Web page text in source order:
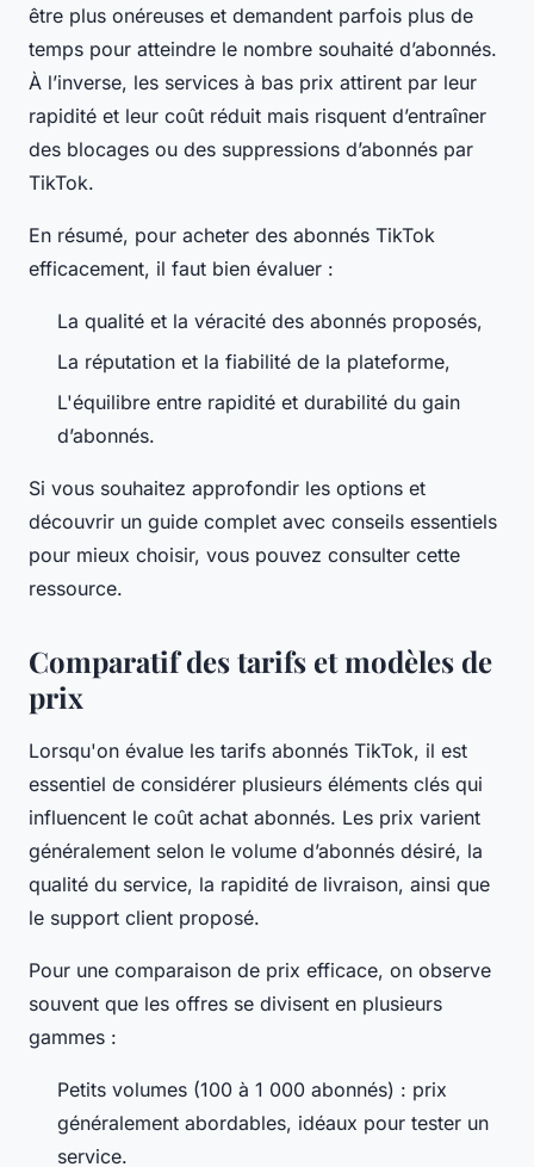
être plus onéreuses et demandent parfois plus de
temps pour atteindre le nombre souhaité d’abonnés.
À l’inverse, les services à bas prix attirent par leur
rapidité et leur coût réduit mais risquent d’entraîner
des blocages ou des suppressions d’abonnés par
TikTok.
En résumé, pour acheter des abonnés TikTok
efficacement, il faut bien évaluer :
La qualité et la véracité des abonnés proposés,
La réputation et la fiabilité de la plateforme,
L'équilibre entre rapidité et durabilité du gain
d’abonnés.
Si vous souhaitez approfondir les options et
découvrir un guide complet avec conseils essentiels
pour mieux choisir, vous pouvez consulter cette
ressource.
Comparatif des tarifs et modèles de
prix
Lorsqu'on évalue les tarifs abonnés TikTok, il est
essentiel de considérer plusieurs éléments clés qui
influencent le coût achat abonnés. Les prix varient
généralement selon le volume d’abonnés désiré, la
qualité du service, la rapidité de livraison, ainsi que
le support client proposé.
Pour une comparaison de prix efficace, on observe
souvent que les offres se divisent en plusieurs
gammes :
Petits volumes (100 à 1 000 abonnés) : prix
généralement abordables, idéaux pour tester un
service.